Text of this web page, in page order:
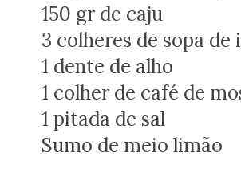
150 gr de caju
3 colheres de sopa
1 dente de alho
1 colher de café de
1 pitada de sal
Sumo de meio limão